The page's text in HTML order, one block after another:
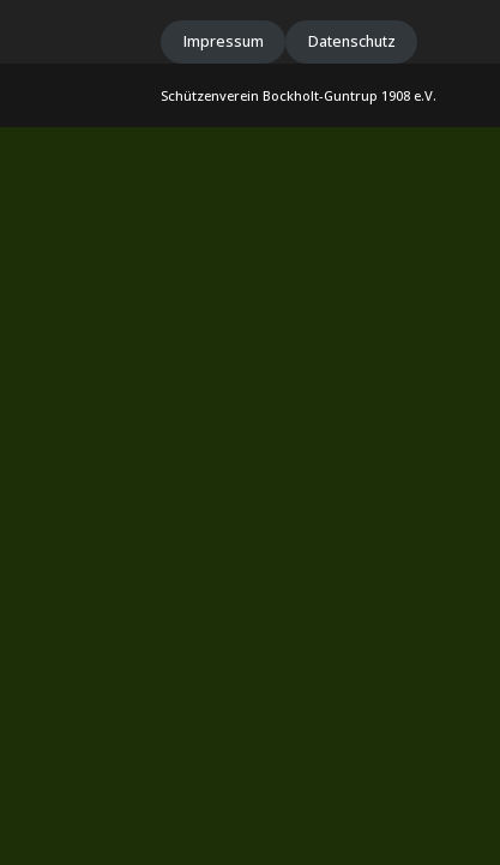
Impressum Datenschutz
Schützenverein Bockholt-Guntrup 1908 e.V.